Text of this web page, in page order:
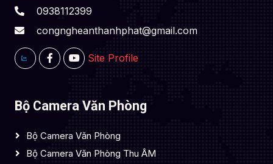
0938112399
congngheanthanhphat@gmail.com
Site Profile
Bộ Camera Văn Phòng
Bộ Camera Văn Phòng
Bộ Camera Văn Phòng Thu ÂM